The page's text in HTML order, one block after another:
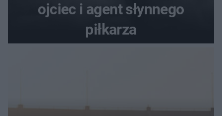
ojciec i agent słynnego
piłkarza